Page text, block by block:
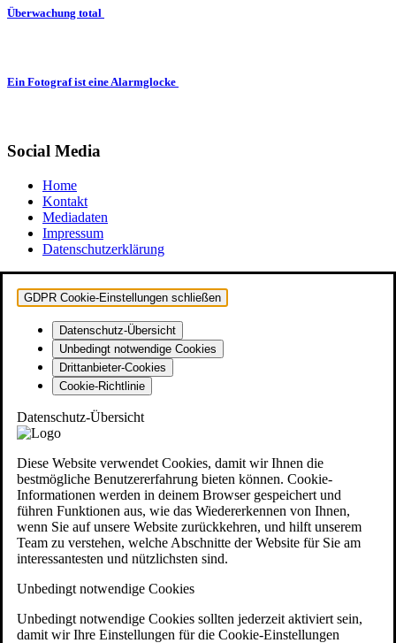
Überwachung total
Ein Fotograf ist eine Alarmglocke
Social Media
Home
Kontakt
Mediadaten
Impressum
Datenschutzerklärung
GDPR Cookie-Einstellungen schließen
Datenschutz-Übersicht
Unbedingt notwendige Cookies
Drittanbieter-Cookies
Cookie-Richtlinie
Datenschutz-Übersicht
Diese Website verwendet Cookies, damit wir Ihnen die
bestmögliche Benutzererfahrung bieten können. Cookie-
Informationen werden in deinem Browser gespeichert und
führen Funktionen aus, wie das Wiedererkennen von Ihnen,
wenn Sie auf unsere Website zurückkehren, und hilft unserem
Team zu verstehen, welche Abschnitte der Website für Sie am
interessantesten und nützlichsten sind.
Unbedingt notwendige Cookies
Unbedingt notwendige Cookies sollten jederzeit aktiviert sein,
damit wir Ihre Einstellungen für die Cookie-Einstellungen